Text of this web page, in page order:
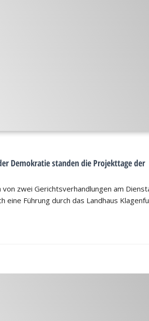
Demokratie standen die Projekttage der
von zwei Gerichtsverhandlungen am
eine Führung durch das Landhaus